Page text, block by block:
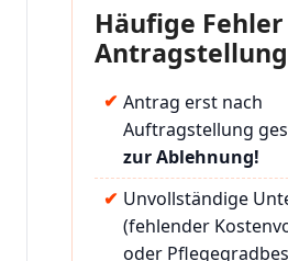
Häufige
Antragstellung
Antrag erst nach
Auftragstellung
zur Ablehnung!
Unvollständige
(fehlender
oder